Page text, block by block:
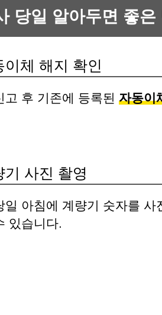
당일 알아두면 좋은
이체 해지 확인
고 후 기존에 등록된 자동이
기 사진 촬영
일 아침에 계량기 숫자를
있습니다.